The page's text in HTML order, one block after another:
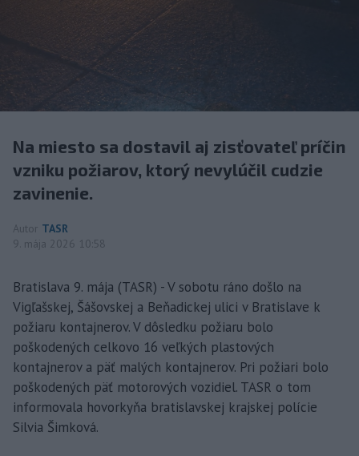
Na miesto sa dostavil aj zisťovateľ príčin
vzniku požiarov, ktorý nevylúčil cudzie
zavinenie.
Autor TASR
9. mája 2026 10:58
Bratislava 9. mája (TASR) - V sobotu ráno došlo na
Vigľašskej, Šášovskej a Beňadickej ulici v Bratislave k
požiaru kontajnerov. V dôsledku požiaru bolo
poškodených celkovo 16 veľkých plastových
kontajnerov a päť malých kontajnerov. Pri požiari bolo
poškodených päť motorových vozidiel. TASR o tom
informovala hovorkyňa bratislavskej krajskej polície
Silvia Šimková.